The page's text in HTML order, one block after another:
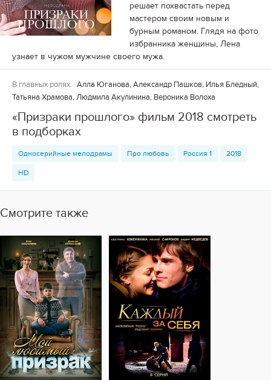
решает похвастать перед
мастером своим новым и
бурным романом. Глядя на фото
избранника женщины, Лена
узнает в чужом мужчине своего мужа.
В главных ролях: Алла Юганова, Александр Пашков, Илья Бледный,
Татьяна Храмова, Людмила Акулинина, Вероника Волоха
«Призраки прошлого» фильм 2018 смотреть
в подборках
Односерийные мелодрамы Про любовь Россия 1 2018
HD
Смотрите также